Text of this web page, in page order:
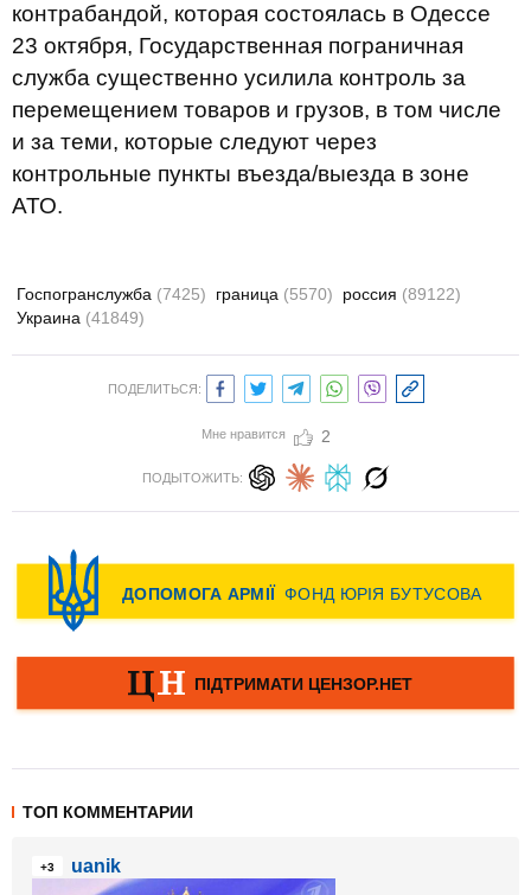
контрабандой, которая состоялась в Одессе
23 октября, Государственная пограничная
служба существенно усилила контроль за
перемещением товаров и грузов, в том числе
и за теми, которые следуют через
контрольные пункты въезда/выезда в зоне
АТО.
Госпогранслужба (7425) граница (5570) россия (89122)
Украина (41849)
ПОДЕЛИТЬСЯ:
Мне нравится 2
ПОДЫТОЖИТЬ:
ТОП КОММЕНТАРИИ
+3 uanik